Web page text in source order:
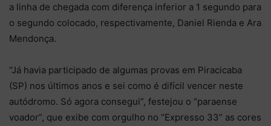
a linha de chegada com diferença inferior a 1 segundo para
o segundo colocado, respectivamente, Daniel Rienda e Ara
Mendonça.
“Já havia participado de algumas provas em Piracicaba
(SP) nos últimos anos e sei como é difícil vencer neste
autódromo. Só agora consegui”, festejou o “paraense
voador”, que exibe com orgulho no “Expresso 33” as cores